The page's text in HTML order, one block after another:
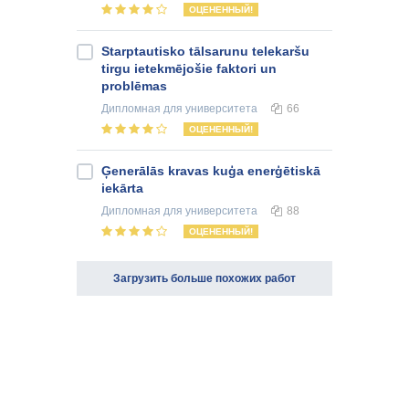
ОЦЕНЕННЫЙ!
Starptautisko tālsarunu telekaršu
tirgu ietekmējošie faktori un
problēmas
Дипломная для университета 66
ОЦЕНЕННЫЙ!
Ģenerālās kravas kuģa enerģētiskā
iekārta
Дипломная для университета 88
ОЦЕНЕННЫЙ!
Загрузить больше похожих работ